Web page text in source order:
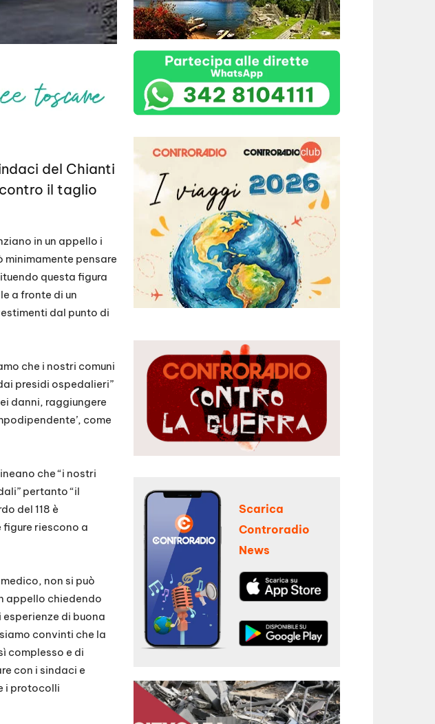
del Chianti
il taglio
in un appello i
pensare
questa figura
a fronte di un
dal punto di
che i nostri comuni
presidi ospedalieri”
danni, raggiungere
come
che “i nostri
pertanto “il
del 118 è
riescono a
non si può
appello chiedendo
di buona
convinti che la
complesso e di
con i sindaci e
i protocolli
Scarica
Controradio
News